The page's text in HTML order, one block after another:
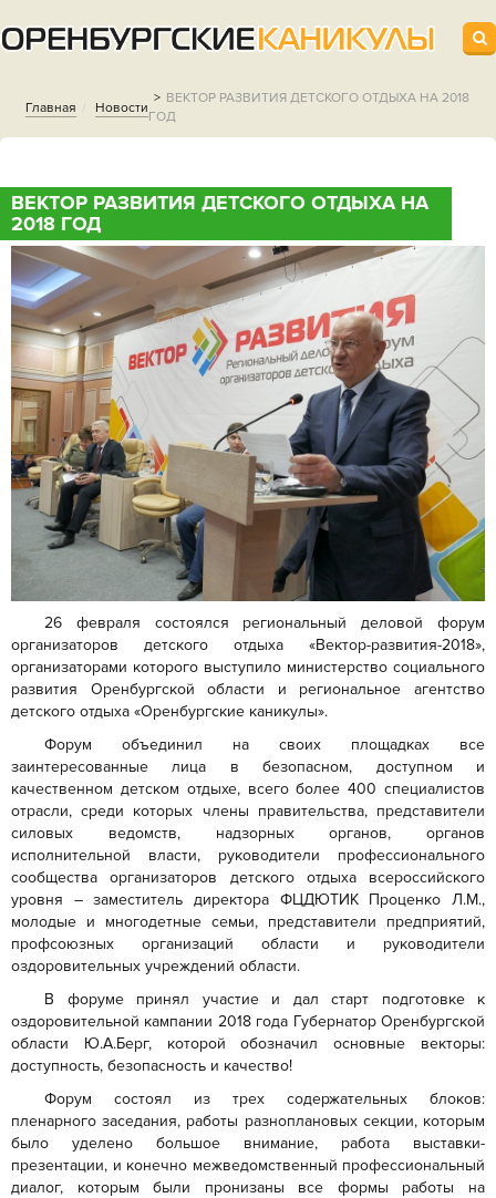
Главная Новости
ВЕКТОР РАЗВИТИЯ ДЕТСКОГО ОТДЫХА НА 2018
ГОД
ВЕКТОР РАЗВИТИЯ ДЕТСКОГО ОТДЫХА НА
2018 ГОД
26 февраля состоялся региональный деловой форум
организаторов детского отдыха «Вектор-развития-2018»,
организаторами которого выступило министерство социального
развития Оренбургской области и региональное агентство
детского отдыха «Оренбургские каникулы».
Форум объединил на своих площадках все
заинтересованные лица в безопасном, доступном и
качественном детском отдыхе, всего более 400 специалистов
отрасли, среди которых члены правительства, представители
силовых ведомств, надзорных органов, органов
исполнительной власти, руководители профессионального
сообщества организаторов детского отдыха всероссийского
уровня – заместитель директора ФЦДЮТИК Проценко Л.М.,
молодые и многодетные семьи, представители предприятий,
профсоюзных организаций области и руководители
оздоровительных учреждений области.
В форуме принял участие и дал старт подготовке к
оздоровительной кампании 2018 года Губернатор Оренбургской
области Ю.А.Берг, которой обозначил основные векторы:
доступность, безопасность и качество!
Форум состоял из трех содержательных блоков:
пленарного заседания, работы разноплановых секции, которым
было уделено большое внимание, работа выставки-
презентации, и конечно межведомственный профессиональный
диалог, которым были пронизаны все формы работы на